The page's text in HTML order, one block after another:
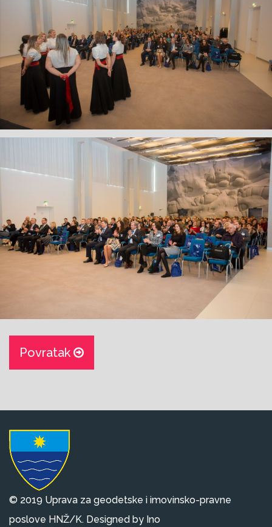
Povratak
© 2019 Uprava za geodetske i imovinsko-pravne
poslove HNŽ/K. Designed by Ino